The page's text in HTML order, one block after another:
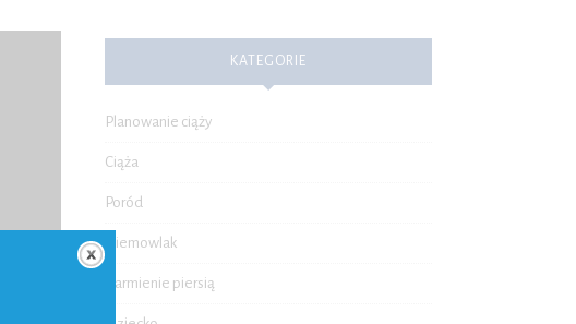
KATEGORIE
Planowanie ciąży
Ciąża
Poród
Niemowlak
Karmienie piersią